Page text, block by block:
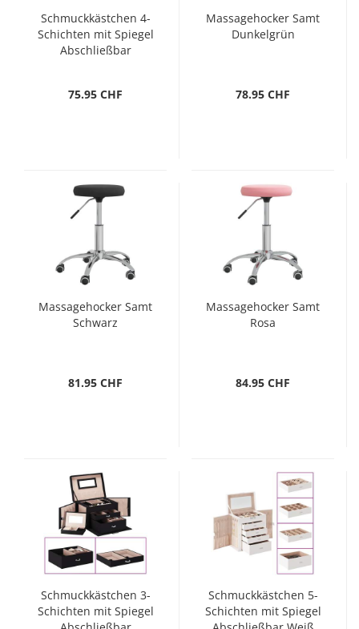
Schmuckkästchen 4-
Schichten mit Spiegel
Abschließbar
75.95 CHF
Massagehocker Samt
Dunkelgrün
78.95 CHF
Massagehocker Samt
Schwarz
81.95 CHF
Massagehocker Samt
Rosa
84.95 CHF
Schmuckkästchen 3-
Schichten mit Spiegel
Schmuckkästchen 5-
Schichten mit Spiegel